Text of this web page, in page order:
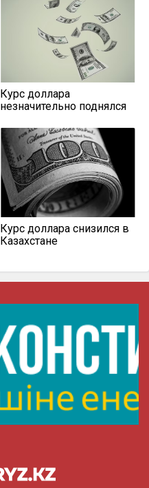
Курс доллара
незначительно поднялся
Курс доллара снизился в
Казахстане